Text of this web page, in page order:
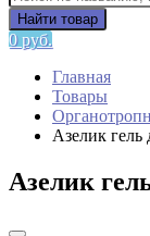
Найти товар
0 руб.
Главная
Товары
Азелик
Азелик